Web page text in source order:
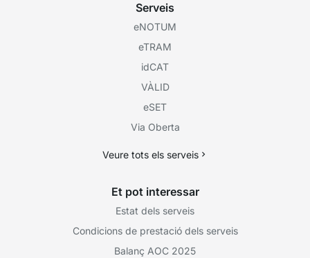
Serveis
eNOTUM
eTRAM
idCAT
VÀLID
eSET
Via Oberta
Veure tots els serveis
Et pot interessar
Estat dels serveis
Condicions de prestació dels serveis
Balanç AOC 2025